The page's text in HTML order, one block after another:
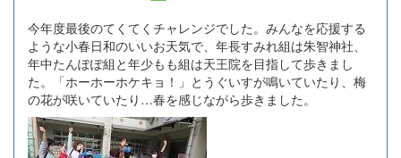
今年度最後のてくてくチャレンジでした。みんなを応援する
ような小春日和のいいお天気で、年長すみれ組は朱智神社、
年中たんぽぽ組と年少もも組は天王院を目指して歩きまし
た。「ホーホーホケキョ！」とうぐいすが鳴いていたり、梅
の花が咲いていたり…春を感じながら歩きました。